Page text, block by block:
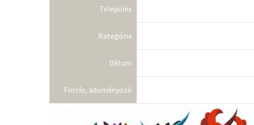
Település
Kategória
Dátum
Forrás, adományozó